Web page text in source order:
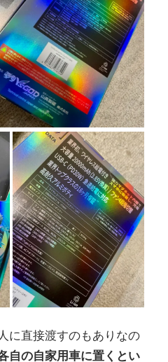
に直接渡すのもありなの
自の自家用車に置くとい